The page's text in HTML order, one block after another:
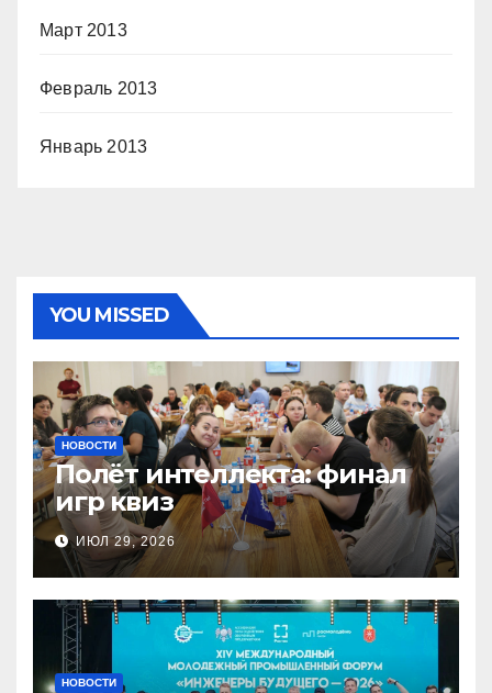
Март 2013
Февраль 2013
Январь 2013
YOU MISSED
НОВОСТИ
Полёт интеллекта: финал
игр квиз
ИЮЛ 29, 2026
НОВОСТИ